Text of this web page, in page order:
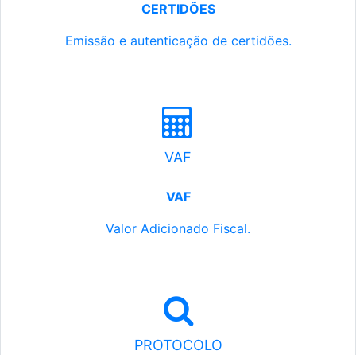
CERTIDÕES
Emissão e autenticação de certidões.
VAF
VAF
Valor Adicionado Fiscal.
PROTOCOLO